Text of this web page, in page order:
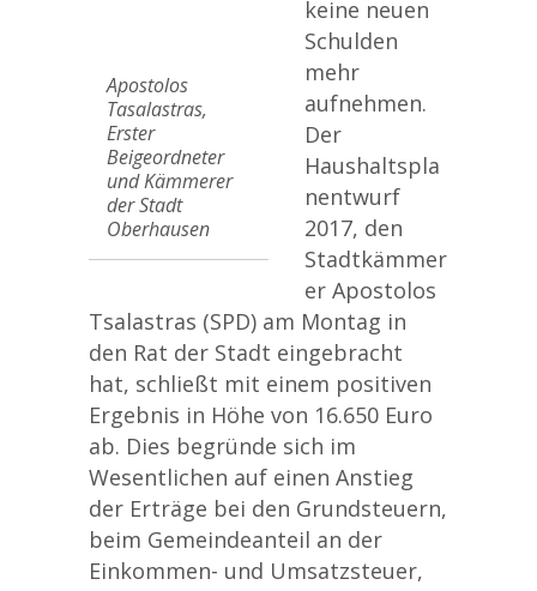
Apostolos
Tasalastras,
Erster
Beigeordneter
und Kämmerer
der Stadt
Oberhausen
keine neuen
Schulden
mehr
aufnehmen.
Der
Haushaltspla
nentwurf
2017, den
Stadtkämmer
er Apostolos
Tsalastras (SPD) am Montag in
den Rat der Stadt eingebracht
hat, schließt mit einem positiven
Ergebnis in Höhe von 16.650 Euro
ab. Dies begründe sich im
Wesentlichen auf einen Anstieg
der Erträge bei den Grundsteuern,
beim Gemeindeanteil an der
Einkommen- und Umsatzsteuer,